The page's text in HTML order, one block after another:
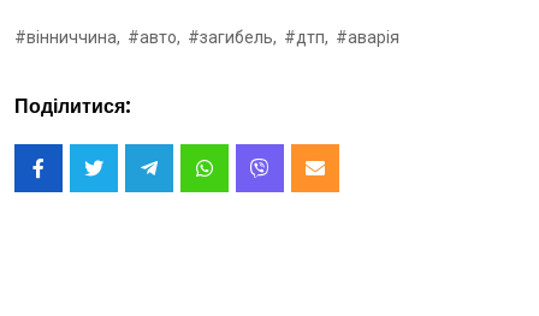
#вінниччина, #авто, #загибель, #дтп, #аварія
Поділитися: